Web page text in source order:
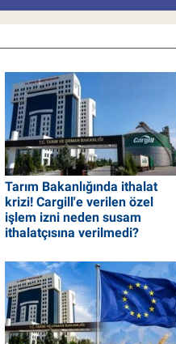
Tarım Bakanlığında ithalat
krizi! Cargill'e verilen özel
işlem izni neden susam
ithalatçısına verilmedi?